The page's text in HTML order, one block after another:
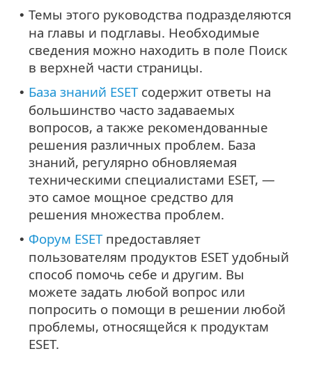
• Темы этого руководства подразделяются
на главы и подглавы. Необходимые
сведения можно находить в поле Поиск
в верхней части страницы.
• База знаний ESETсодержит ответы на
большинство часто задаваемых
вопросов, а также рекомендованные
решения различных проблем. База
знаний, регулярно обновляемая
техническими специалистами ESET, —
это самое мощное средство для
решения множества проблем.
• Форум ESETпредоставляет
пользователям продуктов ESET удобный
способ помочь себе и другим. Вы
можете задать любой вопрос или
попросить о помощи в решении любой
проблемы, относящейся к продуктам
ESET.